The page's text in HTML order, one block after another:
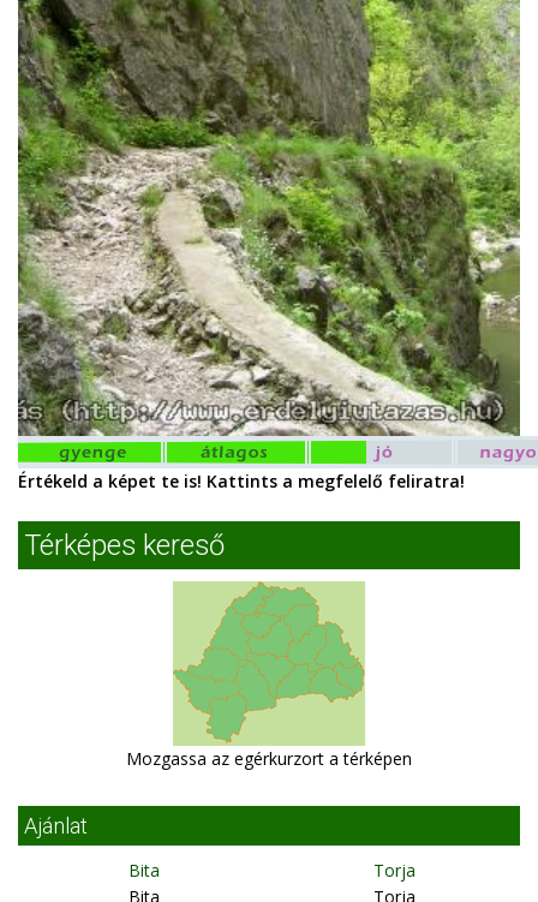
Értékeld a képet te is! Kattints a megfelelő feliratra!
Térképes kereső
Mozgassa az egérkurzort a térképen
Ajánlat
Bita
Bita
Torja
Torja